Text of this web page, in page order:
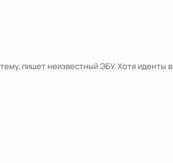
пишет неизвестный ЭБУ. Хотя иденты